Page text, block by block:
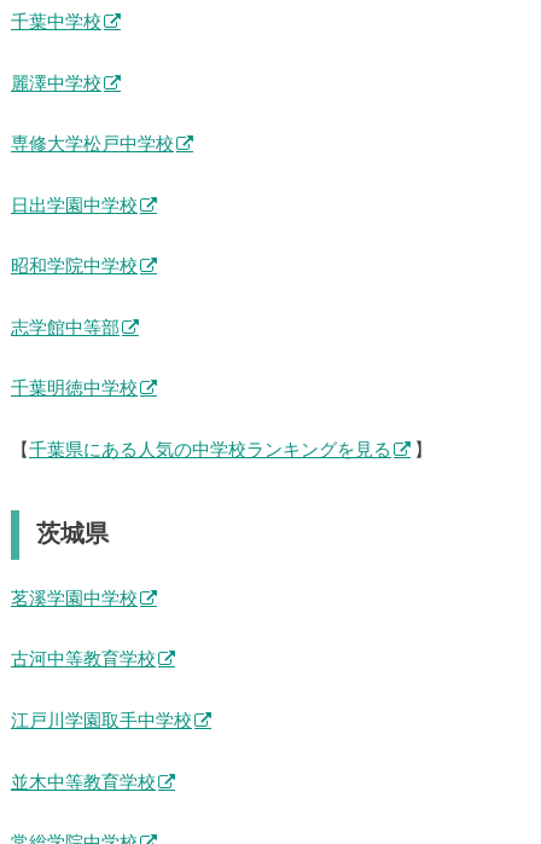
千葉中学校
麗澤中学校
専修大学松戸中学校
日出学園中学校
昭和学院中学校
志学館中等部
千葉明徳中学校
【 千葉県にある人気の中学校ランキングを見る 】
茨城県
茗溪学園中学校
古河中等教育学校
江戸川学園取手中学校
並木中等教育学校